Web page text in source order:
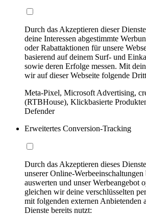
Durch das Akzeptieren dieser
deine Interessen abgestimmte
oder Rabattaktionen für unsere
basierend auf deinem Surf- und
sowie deren Erfolge messen. Mit
wir auf dieser Webseite folgende
Meta-Pixel, Microsoft Advertising,
(RTBHouse), Klickbasierte
Defender
Erweitertes Conversion-Tracking
Durch das Akzeptieren dieses
unserer Online-Werbeeinschaltungen
auswerten und unser Werbeangebot
gleichen wir deine verschlüsselten
mit folgenden externen Anbietenden
Dienste bereits nutzt: